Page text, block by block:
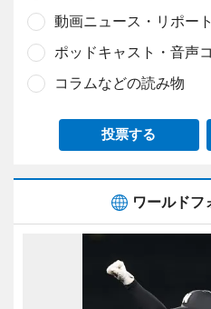
動画ニュース・リポート
ポッドキャスト・音声
コラムなどの読み物
投票する
ワールドフ